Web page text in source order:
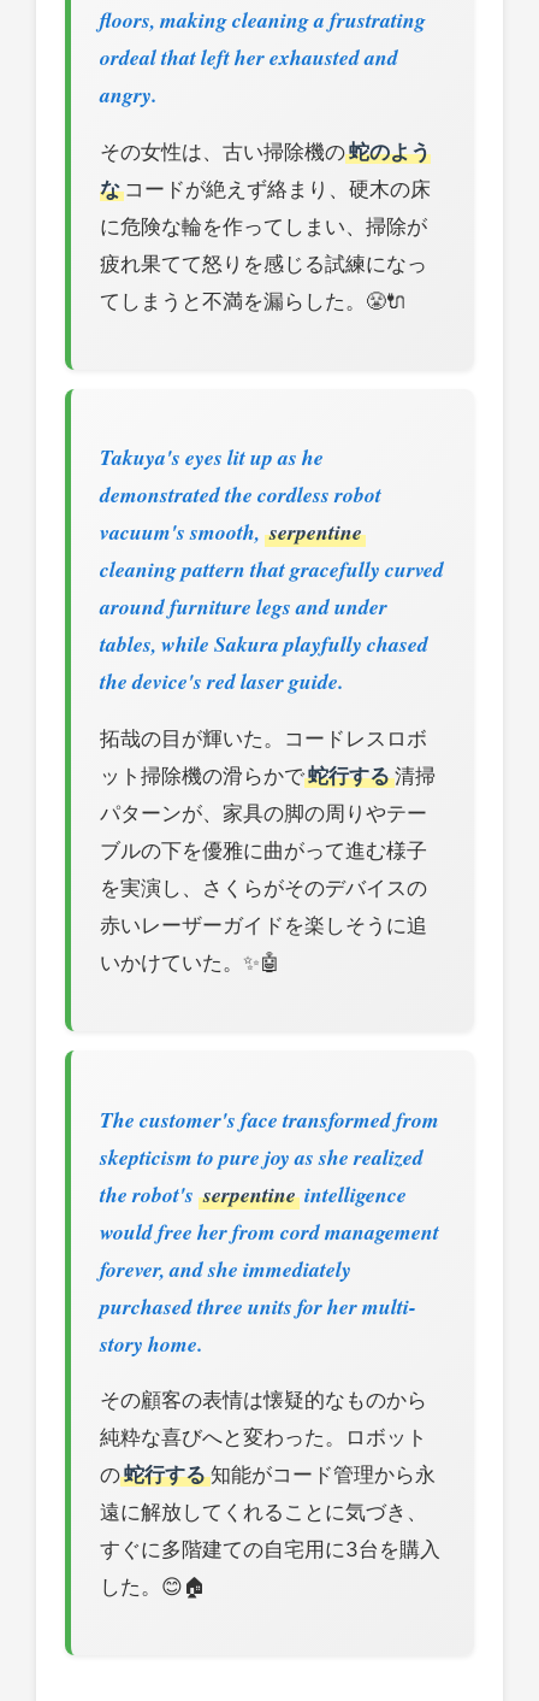
floors, making cleaning a frustrating
ordeal that left her exhausted and
angry.
その女性は、古い掃除機の蛇のよう
な コードが絶えず絡まり、硬木の床
に危険な輪を作ってしまい、掃除が
疲れ果てて怒りを感じる試練になっ
てしまうと不満を漏らした。😤🔌
Takuya's eyes lit up as he
demonstrated the cordless robot
vacuum's smooth, serpentine
cleaning pattern that gracefully curved
around furniture legs and under
tables, while Sakura playfully chased
the device's red laser guide.
拓哉の目が輝いた。コードレスロボ
ット掃除機の滑らかで蛇行する清掃
パターンが、家具の脚の周りやテー
ブルの下を優雅に曲がって進む様子
を実演し、さくらがそのデバイスの
赤いレーザーガイドを楽しそうに追
いかけていた。✨🤖
The customer's face transformed from
skepticism to pure joy as she realized
the robot's serpentine intelligence
would free her from cord management
forever, and she immediately
purchased three units for her multi-
story home.
その顧客の表情は懐疑的なものから
純粋な喜びへと変わった。ロボット
の蛇行する知能がコード管理から永
遠に解放してくれることに気づき、
すぐに多階建ての自宅用に3台を購入
した。😊🏠